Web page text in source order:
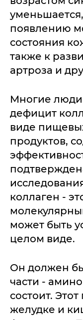
появлению
состояния
также к
артроза и
Многие люди
дефицит
виде
продуктов,
коллаген -
может быть
целом виде.
Он должен
части -
состоит.
желудке и